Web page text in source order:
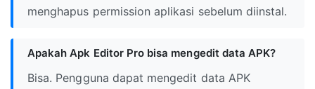
menghapus permission aplikasi sebelum diinstal.
Apakah Apk Editor Pro bisa mengedit data APK?
Bisa. Pengguna dapat mengedit data APK